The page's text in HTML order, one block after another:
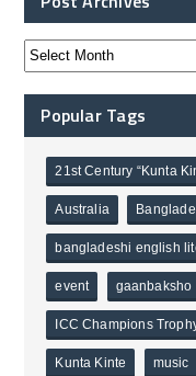
Popular Tags
21st Century “Kunta
Australia
bangladeshi english
event gaanbaksho
ICC Champions
Kunta Kinte music